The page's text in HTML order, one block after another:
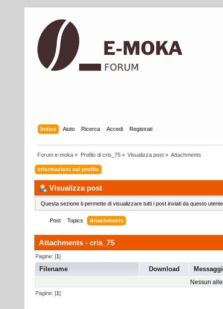
Indice Aiuto Ricerca Accedi Registrati
Forum e-moka » Profilo di cris_75» Visualizza post» Attachments
Informazioni sul profilo
Visualizza post
Questa sezione ti permette di visualizzare tutti i post inviati da questo
Post Topics Attachments
Attachments - cris_75
Pagine: [1]
Filename Download
Nessun
Pagine: [1]